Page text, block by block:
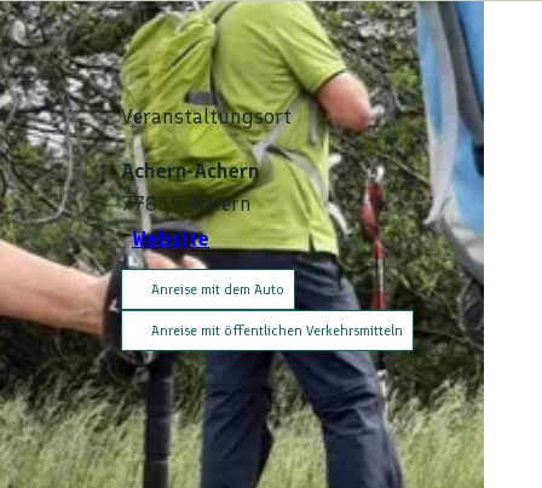
Veranstaltungsort
Achern-Achern
77855 Achern
Website
Anreise mit dem Auto
Anreise mit öffentlichen Verkehrsmitteln